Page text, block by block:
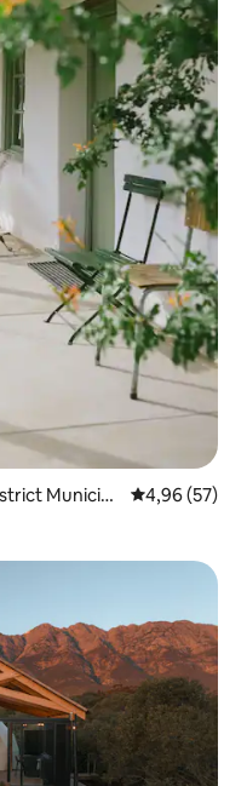
Municipa
Průměrné
4,96 (57)